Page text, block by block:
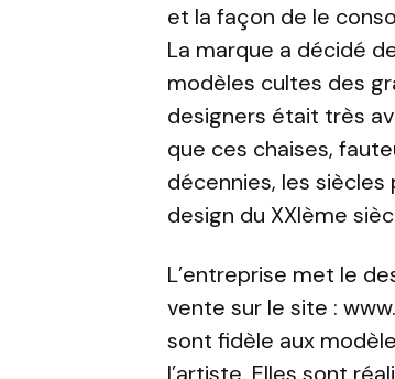
et la façon de le
La marque a décidé
modèles cultes des
designers était très
que ces chaises,
décennies, les
design du XXIème
L’entreprise met le
vente sur le site :
sont fidèle aux